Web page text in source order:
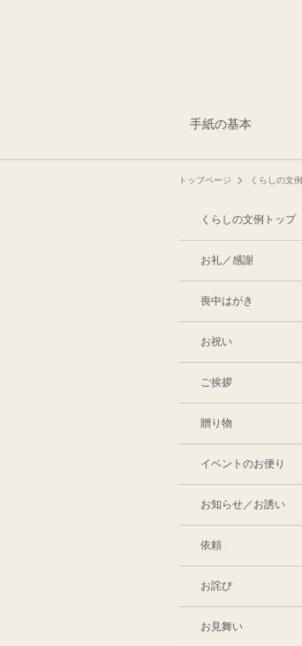
手紙の基本
トップページ くらしの文例
くらしの文例トップ
お礼／感謝
喪中はがき
お祝い
ご挨拶
贈り物
イベントのお便り
お知らせ／お誘い
依頼
お詫び
お見舞い